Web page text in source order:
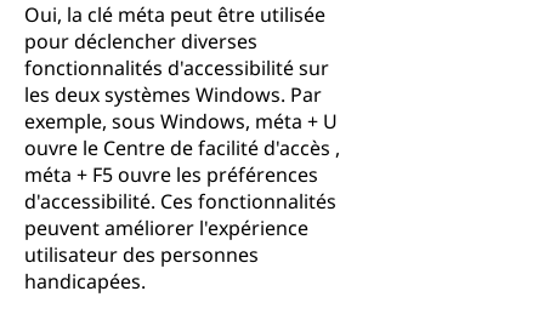
Oui, la clé méta peut être utilisée
pour déclencher diverses
fonctionnalités d'accessibilité sur
les deux systèmes Windows. Par
exemple, sous Windows, méta + U
ouvre le Centre de facilité d'accès ,
méta + F5 ouvre les préférences
d'accessibilité. Ces fonctionnalités
peuvent améliorer l'expérience
utilisateur des personnes
handicapées.